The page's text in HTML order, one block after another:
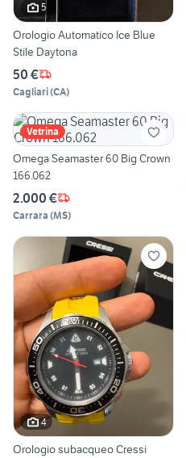
5
Orologio Automatico Ice Blue
Stile Daytona
50 €
Cagliari(CA)
Vetrina
Omega Seamaster 60 Big Crown
166.062
2.000 €
Carrara (MS)
4
Orologio subacqueo Cressi